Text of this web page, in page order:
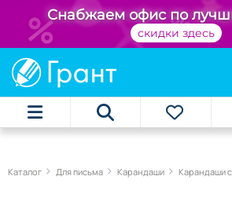
Снабжаем офис по
скидки здесь
Каталог Для письма Карандаши Карандаши